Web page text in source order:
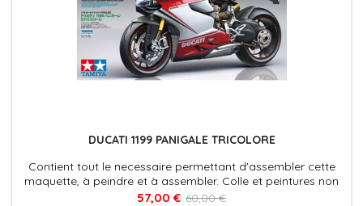
DUCATI 1199 PANIGALE TRICOLORE
Contient tout le necessaire permettant d'assembler cette
maquette, à peindre et à assembler. Colle et peintures non
incluses.
57,00 € 60,00 €